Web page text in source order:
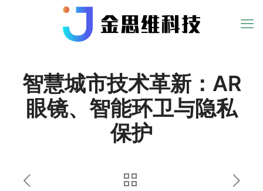
智慧城市技术革新：AR
眼镜、智能环卫与隐私
保护